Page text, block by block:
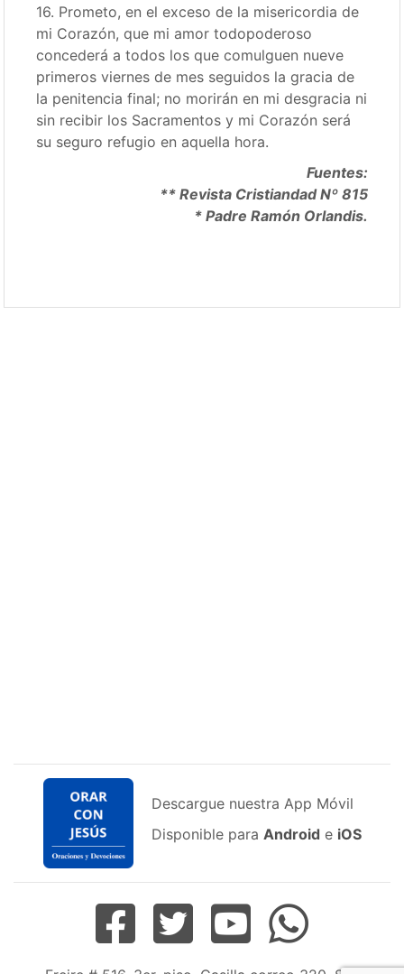
16. Prometo, en el exceso de la misericordia de
mi Corazón, que mi amor todopoderoso
concederá a todos los que comulguen nueve
primeros viernes de mes seguidos la gracia de
la penitencia final; no morirán en mi desgracia ni
sin recibir los Sacramentos y mi Corazón será
su seguro refugio en aquella hora.
Fuentes:
** Revista Cristiandad Nº 815
* Padre Ramón Orlandis.
Descargue nuestra App Móvil
Disponible para Android e iOS